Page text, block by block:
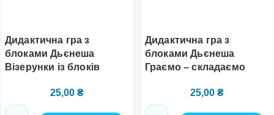
Дидактична гра з
блоками Дьєнеша
Візерунки із блоків
25,00 ₴
Дидактична гра з
блоками Дьєнеша
Граємо – складаємо
25,00 ₴